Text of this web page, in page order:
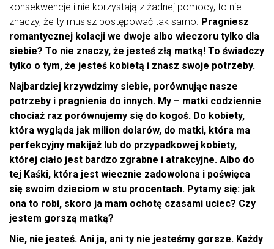
konsekwencje i nie korzystają z żadnej pomocy, to nie
znaczy, że ty musisz postępować tak samo. Pragniesz
romantycznej kolacji we dwoje albo wieczoru tylko dla
siebie? To nie znaczy, że jesteś złą matką! To świadczy
tylko o tym, że jesteś kobietą i znasz swoje potrzeby.
Najbardziej krzywdzimy siebie, porównując nasze
potrzeby i pragnienia do innych. My – matki codziennie
chociaż raz porównujemy się do kogoś. Do kobiety,
która wygląda jak milion dolarów, do matki, która ma
perfekcyjny makijaż lub do przypadkowej kobiety,
której ciało jest bardzo zgrabne i atrakcyjne. Albo do
tej Kaśki, która jest wiecznie zadowolona i poświęca
się swoim dzieciom w stu procentach. Pytamy się: jak
ona to robi, skoro ja mam ochotę czasami uciec? Czy
jestem gorszą matką?
Nie, nie jesteś. Ani ja, ani ty nie jesteśmy gorsze. Każdy